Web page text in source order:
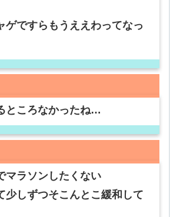
ゲですらもうええわってなっ
ところなかったね…
マラソンしたくない
少しずつそこんとこ緩和して